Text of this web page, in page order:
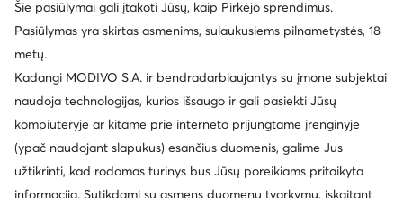
© eavalyne.lt 2026
Taisyklės
Pakeisti nustatymus
Privatumo politika
Duomenų apsauga
Šie pasiūlymai gali įtakoti Jūsų, kaip Pirkėjo sprendimus.
Pasiūlymas yra skirtas asmenims, sulaukusiems pilnametystės, 18
metų.
Kadangi MODIVO S.A. ir bendradarbiaujantys su įmone subjektai
naudoja technologijas, kurios išsaugo ir gali pasiekti Jūsų
kompiuteryje ar kitame prie interneto prijungtame įrenginyje
(ypač naudojant slapukus) esančius duomenis, galime Jus
užtikrinti, kad rodomas turinys bus Jūsų poreikiams pritaikyta
informacija. Sutikdami su asmens duomenų tvarkymu, įskaitant